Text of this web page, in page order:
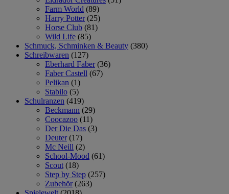
Farm World (89)
Harry Potter (25)
Horse Club (81)
Wild Life (85)
Schmuck, Schminken & Beauty (380)
Schreibwaren (127)
Eberhard Faber (36)
Faber Castell (67)
Pelikan (1)
Stabilo (5)
Schulranzen (419)
Beckmann (29)
Coocazoo (11)
Der Die Das (3)
Deuter (17)
Mc Neill (2)
School-Mood (61)
Scout (18)
Step by Step (257)
Zubehör (263)